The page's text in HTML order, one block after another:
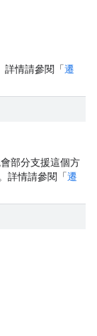
詳情請參閱「遷
部分支援這個方
詳情請參閱「遷